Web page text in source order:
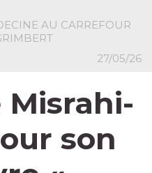
AU CARREFOUR
27/05/26
son